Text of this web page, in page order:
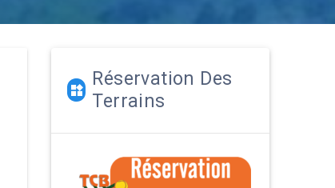
Réservation Des
Terrains